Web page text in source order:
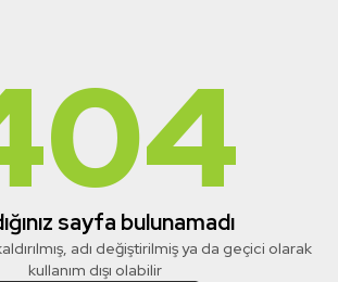
sayfa bulunamadı
adı değiştirilmiş ya da geçici olarak
kullanım dışı olabilir